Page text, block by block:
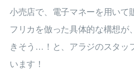
小売店で、電子マネーを用いて
フリカを倣った具体的な構想が
きそう…！と、アラジのスタッ
います！